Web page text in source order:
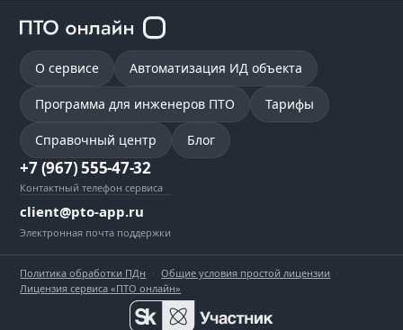
О сервисе Автоматизация ИД объекта
Программа для инженеров ПТО Тарифы
Справочный центр Блог
+7 (967) 555-47-32
Контактный телефон сервиса
client@pto-app.ru
Электронная почта поддержки
Политика обработки ПДн · Общие условия простой лицензии ·
Лицензия сервиса «ПТО онлайн»